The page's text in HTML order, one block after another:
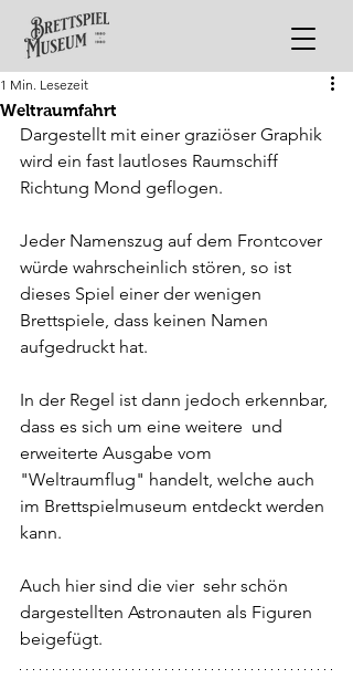
Weltraumfahrt
1 Min. Lesezeit
Dargestellt mit einer graziöser Graphik
wird ein fast lautloses Raumschiff
Richtung Mond geflogen.
Jeder Namenszug auf dem Frontcover
würde wahrscheinlich stören, so ist
dieses Spiel einer der wenigen
Brettspiele, dass keinen Namen
aufgedruckt hat.
In der Regel ist dann jedoch erkennbar,
dass es sich um eine weitere  und
erweiterte Ausgabe vom
"Weltraumflug" handelt, welche auch
im Brettspielmuseum entdeckt werden
kann.
Auch hier sind die vier  sehr schön
dargestellten Astronauten als Figuren
beigefügt.